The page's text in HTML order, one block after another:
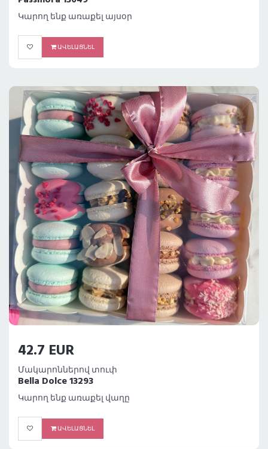
Կարող ենք առաքել այսօր
ԱՎԵԼԱՑՆԵԼ
42.7 EUR
Մակարոններով տուփ
Bella Dolce 13293
Կարող ենք առաքել վաղը
ԱՎԵԼԱՑՆԵԼ